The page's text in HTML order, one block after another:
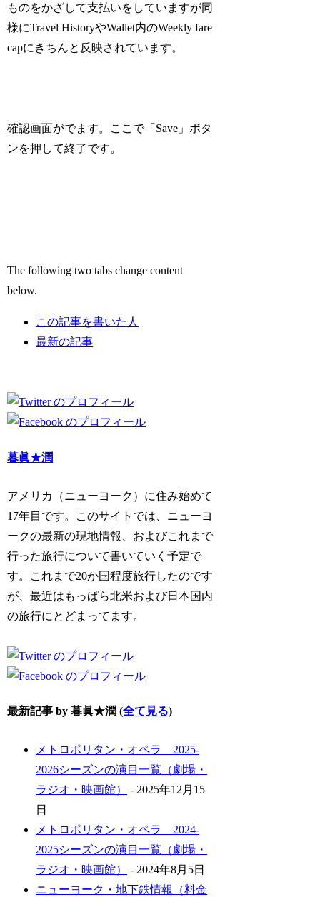
ものをかざして支払いをしていますが同
様にTravel HistoryやWallet内のWeekly fare
capにきちんと反映されています。
確認画面がでます。ここで「Save」ボタ
ンを押して終了です。
The following two tabs change content
below.
この記事を書いた人
最新の記事
暮眞★潤
アメリカ（ニューヨーク）に住み始めて
17年目です。このサイトでは、ニューヨ
ークの最新の現地情報、およびこれまで
行った旅行について書いていく予定で
す。これまで20か国程度旅行したのです
が、最近はもっぱら北米および日本国内
の旅行にとどまってます。
最新記事 by 暮眞★潤(全て見る)
メトロポリタン・オペラ 2025-
2026シーズンの演目一覧（劇場・
ラジオ・映画館）
- 2025年12月15
日
メトロポリタン・オペラ 2024-
2025シーズンの演目一覧（劇場・
ラジオ・映画館）
- 2024年8月5日
ニューヨーク・地下鉄情報（料金